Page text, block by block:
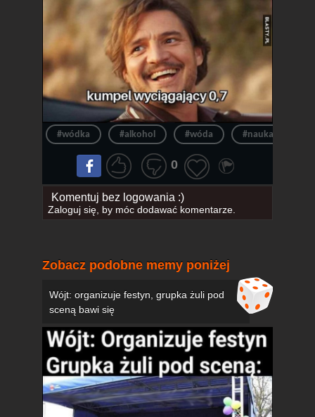
#wódka #alkohol #wóda #nauka
0
Komentuj bez logowania :)
Zaloguj się, by móc dodawać komentarze.
Zobacz podobne memy poniżej
Wójt: organizuje festyn, grupka żuli pod
sceną bawi się